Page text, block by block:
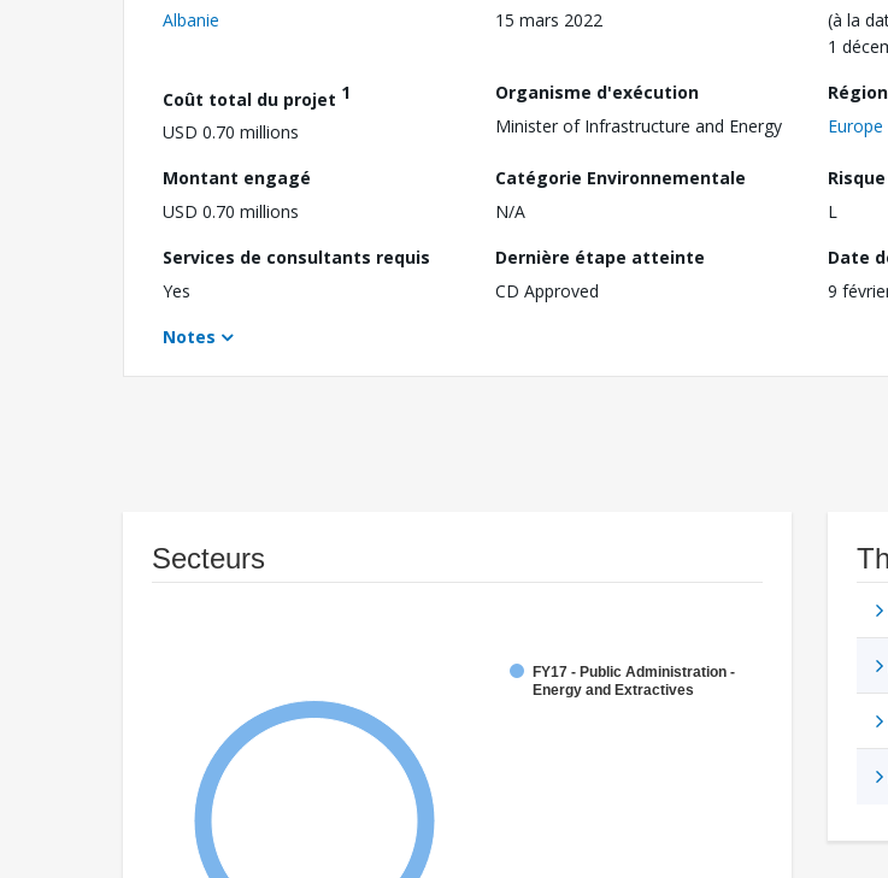
Albanie
15 mars 2022
(à la
1
Coût total du projet 1
USD 0.70 millions
Organisme d'exécution
Minister of Infrastructure and Energy
Région
Montant engagé
USD 0.70 millions
Catégorie Environnementale
N/A
L
Services de consultants requis
Yes
Dernière étape atteinte
CD Approved
Date
9
Notes
Secteurs
FY17 - Public Administration -
Energy and Extractives